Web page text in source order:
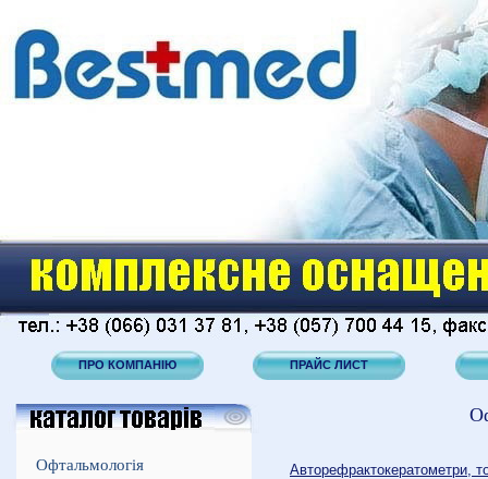
ПРО КОМПАНІЮ ПРАЙС ЛИСТ
Офтальмологія
Авторефрактокератометри,